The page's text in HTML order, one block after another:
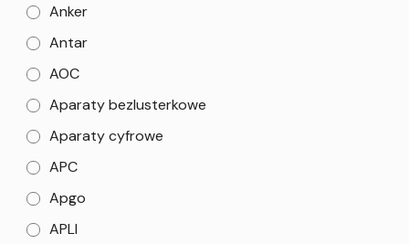
Anker
Antar
AOC
Aparaty bezlusterkowe
Aparaty cyfrowe
APC
Apgo
APLI